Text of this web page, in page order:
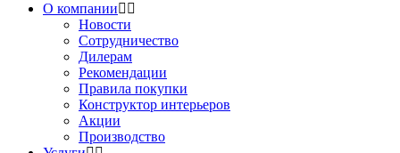
О компании
Новости
Сотрудничество
Дилерам
Рекомендации
Правила покупки
Конструктор интерьеров
Акции
Производство